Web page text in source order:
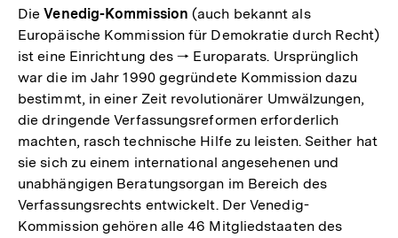
DieVenedig-Kommission (auch bekannt als
Europäische Kommission für Demokratie durch Recht)
ist eine Einrichtung des 🠒 Europarats. Ursprünglich
war die im Jahr 1990 gegründete Kommission dazu
bestimmt, in einer Zeit revolutionärer Umwälzungen,
die dringende Verfassungsreformen erforderlich
machten, rasch technische Hilfe zu leisten. Seither hat
sie sich zu einem international angesehenen und
unabhängigen Beratungsorgan im Bereich des
Verfassungsrechts entwickelt. Der Venedig-
Kommission gehören alle 46 Mitgliedstaaten des